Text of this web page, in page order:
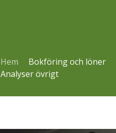
Hem Bokföring och löner
Analyser övrigt